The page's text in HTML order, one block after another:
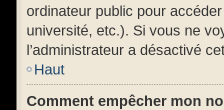
ordinateur public pour
université, etc.). Si vous ne
l’administrateur a désactivé
Haut
Comment empêcher mon